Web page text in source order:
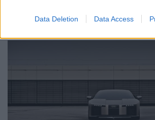
Data Deletion Data Access
06/08/2026